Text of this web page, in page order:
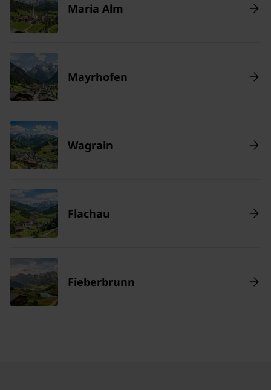
Maria Alm
Mayrhofen
Wagrain
Flachau
Fieberbrunn